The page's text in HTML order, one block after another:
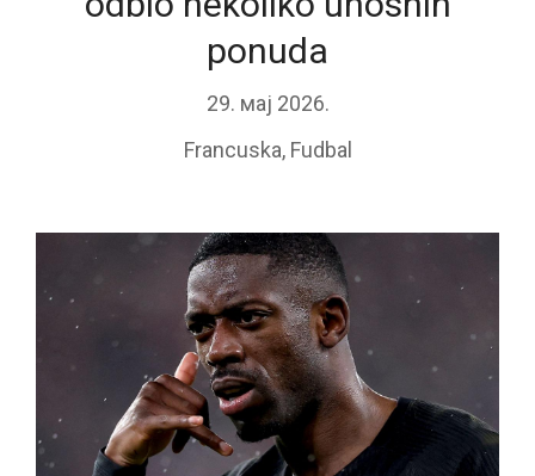
ponuda
29. мај 2026.
Francuska, Fudbal